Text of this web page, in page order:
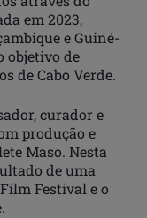
em 2023,
e Guiné-
objetivo de
de Cabo Verde.
curador e
produção e
Maso. Nesta
de uma
Festival e o